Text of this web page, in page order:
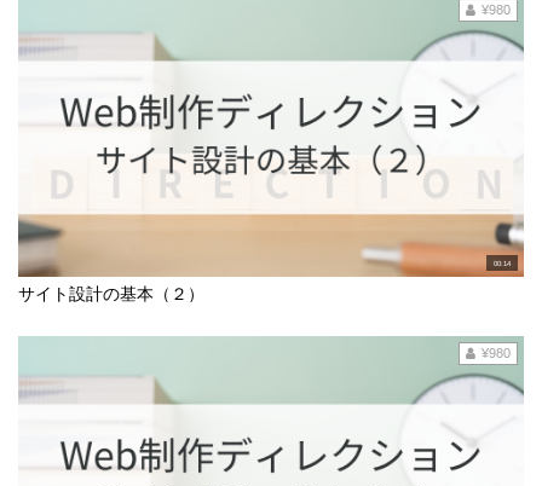
00:14
サイト設計の基本（２）
¥980
¥980